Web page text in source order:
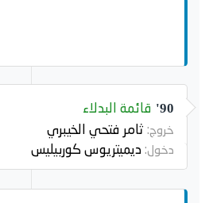
90' قائمة البدلاء
خروج:ثامر فتحي الخيبري
دخول:ديميتريوس كوربيليس